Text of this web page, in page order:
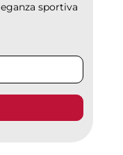
sportiva